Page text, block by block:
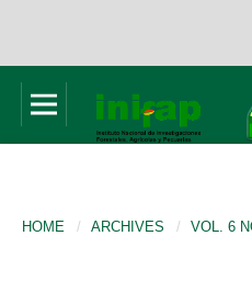
HOME / ARCHIVES / VOL. 6